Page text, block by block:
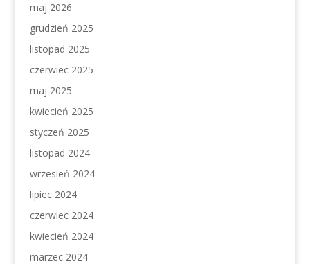
maj 2026
grudzień 2025
listopad 2025
czerwiec 2025
maj 2025
kwiecień 2025
styczeń 2025
listopad 2024
wrzesień 2024
lipiec 2024
czerwiec 2024
kwiecień 2024
marzec 2024